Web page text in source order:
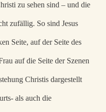
zu sehen sind – und die
zufällig. So sind Jesus
Seite, auf der Seite des
auf die Seite der Szenen
Christis dargestellt
als auch die